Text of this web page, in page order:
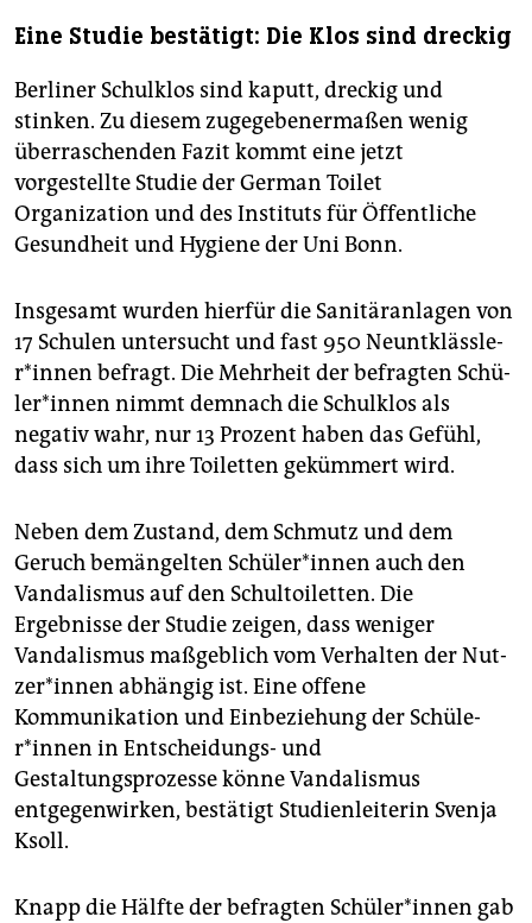
Eine Studie bestätigt: Die Klos sind dreckig
Berliner Schulklos sind kaputt, dreckig und
stinken. Zu diesem zugegebenermaßen wenig
überraschenden Fazit kommt eine jetzt
vorgestellte Studie der German Toilet
Organization und des Instituts für Öffentliche
Gesundheit und Hygiene der Uni Bonn.
Insgesamt wurden hierfür die Sanitäranlagen von
17 Schulen untersucht und fast 950 Neuntkläss­le­
r*in­nen befragt. Die Mehrheit der befragten Schü­
le­r*in­nen nimmt demnach die Schulklos als
negativ wahr, nur 13 Prozent haben das Gefühl,
dass sich um ihre Toiletten gekümmert wird.
Neben dem Zustand, dem Schmutz und dem
Geruch bemängelten Schü­le­r*in­nen auch den
Vandalismus auf den Schultoiletten. Die
Ergebnisse der Studie zeigen, dass weniger
Vandalismus maßgeblich vom Verhalten der Nut­
ze­r*in­nen abhängig ist. Eine offene
Kommunikation und Einbeziehung der Schü­le­
r*in­nen in Entscheidungs- und
Gestaltungsprozesse könne Vandalismus
entgegenwirken, bestätigt Studienleiterin Svenja
Ksoll.
Knapp die Hälfte der befragten Schü­le­r*in­nen gab